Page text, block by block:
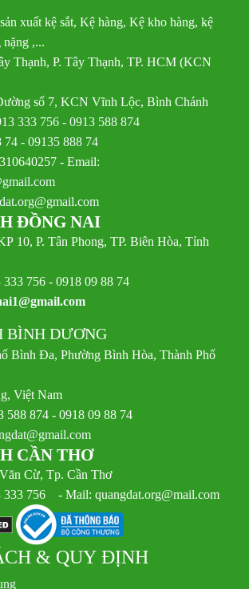
xuất kệ sắt, Kệ hàng, Kệ kho hàng, kệ
nặng ,...
Thạnh, P. Tây Thạnh, TP. HCM (KCN
số 7, KCN Vĩnh Lộc, Bình Chánh
333 756 -0913 588 874
74 -09135 888 74
- Email:
ĐỒNG NAI
10, P. Tân Phong, TP. Biên Hòa, Tỉnh
756 - 0918 09 88 74
BÌNH DƯƠNG
Bình Đa, Phường Bình Hòa, Thành Phố
Việt Nam
874 - 0918 09 88 74
CẦN THƠ
Cừ, Tp. Cần Thơ
333 756 - Mail: quangdat.org@mail.com
& QUY ĐỊNH